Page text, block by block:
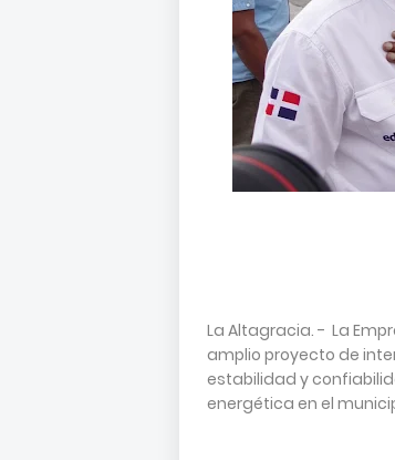
La Altagracia. - La
amplio proyecto de
estabilidad y
energética en el